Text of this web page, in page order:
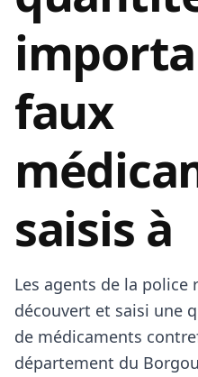
faux
saisis à
Les agents de la police
découvert et saisi une
de médicaments
département du